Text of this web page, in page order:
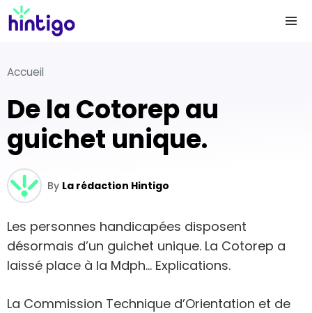
Accueil
De la Cotorep au
guichet unique.
By La rédaction Hintigo
Les personnes handicapées disposent
désormais d’un guichet unique. La Cotorep a
laissé place à la Mdph… Explications.
La Commission Technique d’Orientation et de